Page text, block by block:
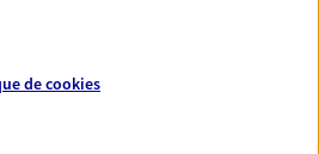
decookies